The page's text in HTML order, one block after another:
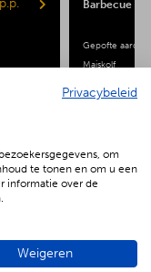
Barbecue
Gepofte
Maiskolf
Privacybeleid
om
te tonen en om u een
informatie over de
Weigeren